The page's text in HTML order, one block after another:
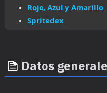
Rojo, Azul y Amarillo
Spritedex
Datos